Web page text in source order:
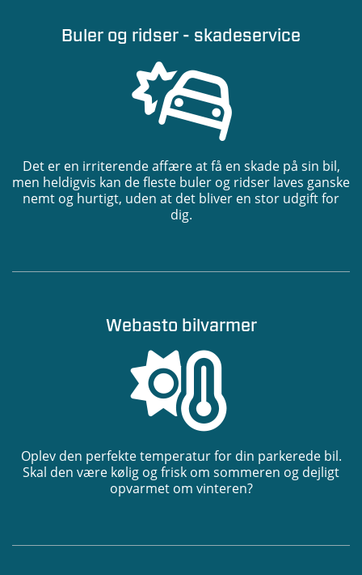
Buler og ridser - skadeservice
Det er en irriterende affære at få en skade på sin bil,
men heldigvis kan de fleste buler og ridser laves ganske
nemt og hurtigt, uden at det bliver en stor udgift for
dig.
Webasto bilvarmer
Oplev den perfekte temperatur for din parkerede bil.
Skal den være kølig og frisk om sommeren og dejligt
opvarmet om vinteren?